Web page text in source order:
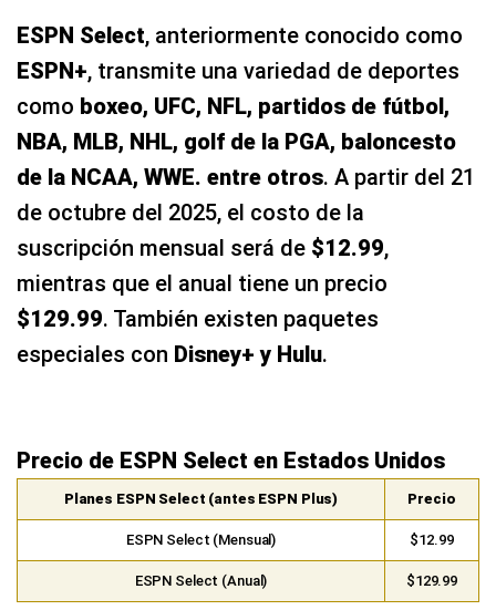
de la NCAA, WWE. entre otros. A partir del 21
de octubre del 2025, el costo de la
suscripción mensual será de$12.99,
mientras que el anual tiene un precio
$129.99. También existen paquetes
especiales conDisney+ y Hulu.
Precio de ESPN Select en Estados Unidos
Planes ESPN Select (antes ESPN Plus)
ESPN Select con Hulu y Disney+
ESPN Select
Precio
ESPN Select
$19.99
Disney+ (con anuncios), Hulu (con